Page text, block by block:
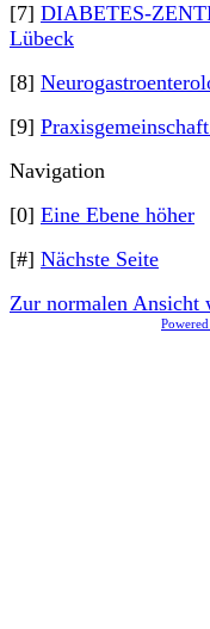
[7] DIABETES-
Lübeck
[8]
[9]
Navigation
[0] Eine Ebene höher
[#] Nächste Seite
Zur normalen Ansicht